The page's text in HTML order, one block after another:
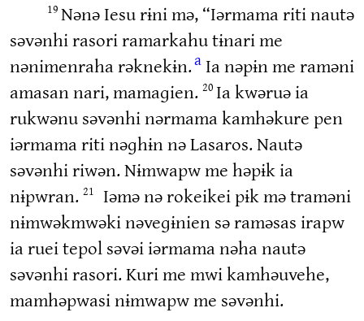
19 Nənə Iesu rɨni mə, “Iərmama riti nautə
səvənhi rasori ramarkahu tɨnari me
nənimenraha rəknekɨn.aIa nəpɨn me raməni
amasan nari, mamaɡien. 20 Ia kwəruə ia
rukwənu səvənhi nərmama kamhəkure pen
iərmama riti nəɡhɨn nə Lasaros. Nautə
səvənhi riwən. Nɨmwapw me həpɨk ia
nɨpwran. 21
Iəmə nə rokeikei pɨk mə traməni
nɨmwəkmwəki nəveɡɨnien sə raməsas irapw
ia ruei tepol səvəi iərmama nəha nautə
səvənhi rasori. Kuri me mwi kamhəuvehe,
mamhəpwasi nɨmwapw me səvənhi.